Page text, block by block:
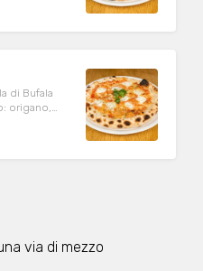
di Bufala
origano,
via di mezzo